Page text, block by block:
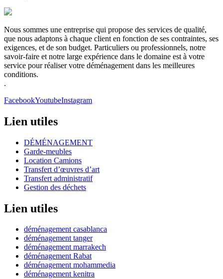
Nous sommes une entreprise qui propose des services de qualité,
que nous adaptons à chaque client en fonction de ses contraintes, ses
exigences, et de son budget. Particuliers ou professionnels, notre
savoir-faire et notre large expérience dans le domaine est à votre
service pour réaliser votre déménagement dans les meilleures
conditions.
.
FacebookYoutubeInstagram
Lien utiles
DÉMÉNAGEMENT
Garde-meubles
Location Camions
Transfert d’œuvres d’art
Transfert administratif
Gestion des déchets
Lien utiles
déménagement casablanca
déménagement tanger
déménagement marrakech
déménagement Rabat
déménagement mohammedia
déménagement kenitra